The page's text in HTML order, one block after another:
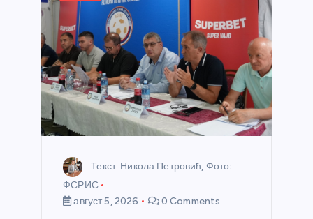
Текст: Никола Петровић, Фото:
ФСРИС
август 5, 2026
0 Comments